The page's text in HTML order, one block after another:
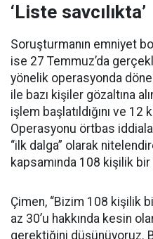
‘Liste savcılıkta’
Soruşturmanın emniyet
ise 27 Temmuz’da
yönelik operasyonda
ile bazı kişiler gözaltına
işlem başlatıldığını ve 12
Operasyonu örtbas
“ilk dalga” olarak
kapsamında 108 kişilik bir
Çimen, “Bizim 108 kişilik
az 30’u hakkında kesin
gerektiğini düşünüyoruz.